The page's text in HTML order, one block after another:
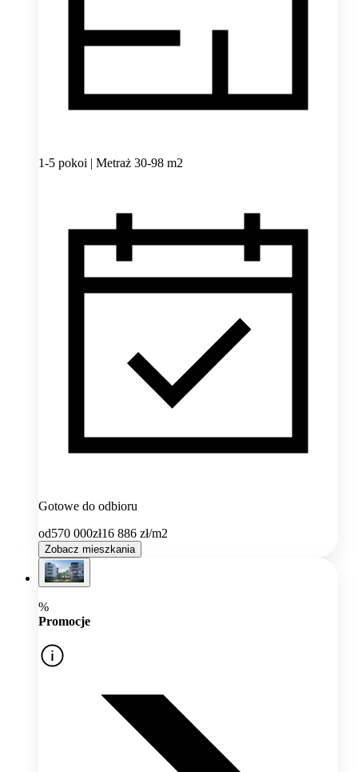
1-5 pokoi | Metraż 30-98 m2
Gotowe do odbioru
od570 000zł16 886 zł/m2
Zobacz mieszkania
%
Promocje